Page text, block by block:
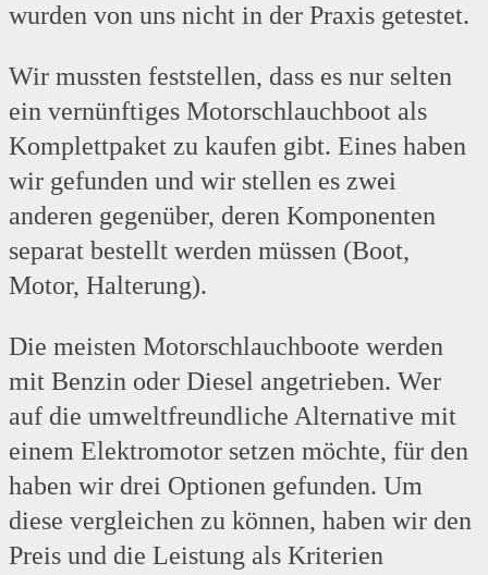
wurden von uns nicht in der Praxis getestet.
Wir mussten feststellen, dass es nur selten
ein vernünftiges Motorschlauchboot als
Komplettpaket zu kaufen gibt. Eines haben
wir gefunden und wir stellen es zwei
anderen gegenüber, deren Komponenten
separat bestellt werden müssen (Boot,
Motor, Halterung).
Die meisten Motorschlauchboote werden
mit Benzin oder Diesel angetrieben. Wer
auf die umweltfreundliche Alternative mit
einem Elektromotor setzen möchte, für den
haben wir drei Optionen gefunden. Um
diese vergleichen zu können, haben wir den
Preis und die Leistung als Kriterien